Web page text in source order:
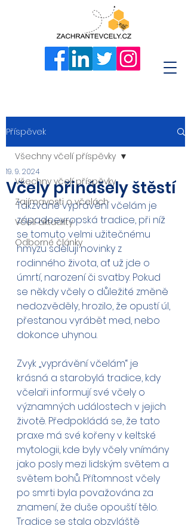
Příspěvek
Všechny včelí příspěvky
Zajímavosti o včelách
Včelí aktuality
Odborné články
Všechny včelí příspěvky
Včely přinášely štěstí
19. 9. 2024
Takzvané vyprávění včelám je
západoevropská tradice, při níž
se tomuto velmi užitečnému
hmyzu sdělují novinky z
rodinného života, ať už jde o
úmrtí, narození či svatby. Pokud
se někdy včely o důležité změně
nedozvěděly, hrozilo, že opustí úl,
přestanou vyrábět med, nebo
dokonce uhynou.
Zvyk „vyprávění včelám“ je
krásná a starobylá tradice, kdy
včelaři informují své včely o
významných událostech v jejich
životě. Předpokládá se, že tato
praxe má své kořeny v keltské
mytologii, kde byly včely vnímány
jako posly mezi lidským světem a
světem bohů. Přítomnost včely
po smrti byla považována za
znamení, že duše opouští tělo.
Tradice se stala obzvláště